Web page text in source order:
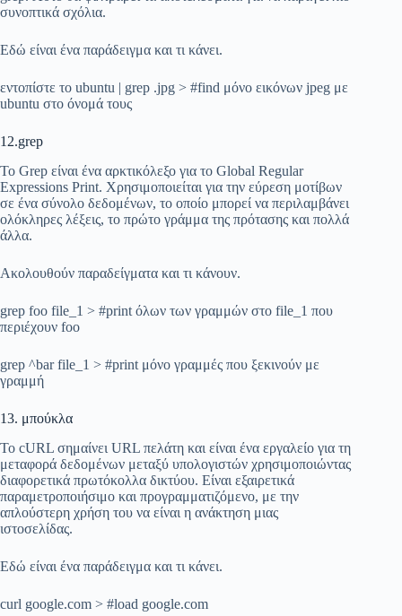
συνοπτικά σχόλια.
Εδώ είναι ένα παράδειγμα και τι κάνει.
εντοπίστε το ubuntu | grep .jpg > #find μόνο εικόνων jpeg με
ubuntu στο όνομά τους
12.grep
Το Grep είναι ένα αρκτικόλεξο για το Global Regular
Expressions Print. Χρησιμοποιείται για την εύρεση μοτίβων
σε ένα σύνολο δεδομένων, το οποίο μπορεί να περιλαμβάνει
ολόκληρες λέξεις, το πρώτο γράμμα της πρότασης και πολλά
άλλα.
Ακολουθούν παραδείγματα και τι κάνουν.
grep foo file_1 > #print όλων των γραμμών στο file_1 που
περιέχουν foo
grep ^bar file_1 > #print μόνο γραμμές που ξεκινούν με
γραμμή
13. μπούκλα
Το cURL σημαίνει URL πελάτη και είναι ένα εργαλείο για τη
μεταφορά δεδομένων μεταξύ υπολογιστών χρησιμοποιώντας
διαφορετικά πρωτόκολλα δικτύου. Είναι εξαιρετικά
παραμετροποιήσιμο και προγραμματιζόμενο, με την
απλούστερη χρήση του να είναι η ανάκτηση μιας
ιστοσελίδας.
Εδώ είναι ένα παράδειγμα και τι κάνει.
curl google.com > #load google.com